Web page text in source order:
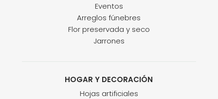
Eventos
Arreglos fúnebres
Flor preservada y seco
Jarrones
HOGAR Y DECORACIÓN
Hojas artificiales